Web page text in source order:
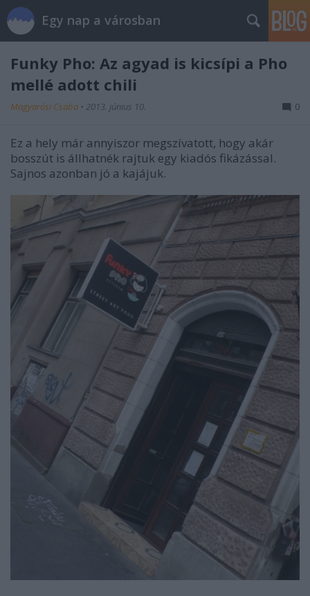
Egy nap a városban
Funky Pho: Az agyad is kicsípi a Pho
mellé adott chili
Magyarósi Csaba • 2013. június 10. 0
Ez a hely már annyiszor megszívatott, hogy akár
bosszút is állhatnék rajtuk egy kiadós fikázással.
Sajnos azonban jó a kajájuk.